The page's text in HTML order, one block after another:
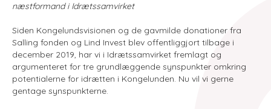
næstformand i Idrætssamvirket
Siden Kongelundsvisionen og de gavmilde donationer fra
Salling fonden og Lind Invest blev offentliggjort tilbage i
december 2019, har vi i Idrætssamvirket fremlagt og
argumenteret for tre grundlæggende synspunkter omkring
potentialerne for idrætten i Kongelunden. Nu vil vi gerne
gentage synspunkterne.